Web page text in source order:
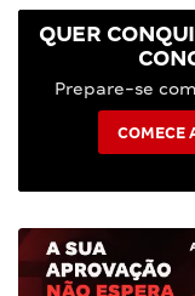
QUER
Prepare-se
COMECE